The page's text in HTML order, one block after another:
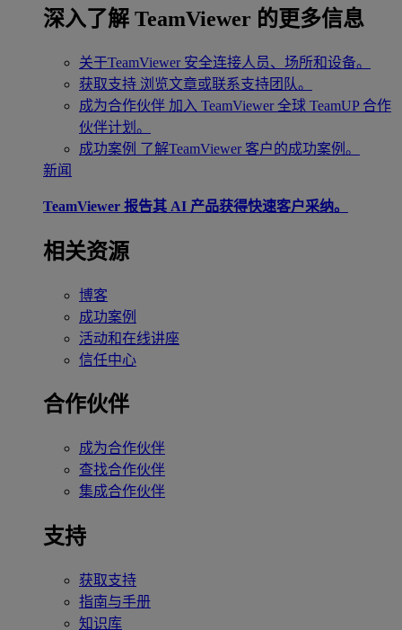
深入了解 TeamViewer 的更多信息
关于TeamViewer 安全连接人员、场所和设备。
获取支持 浏览文章或联系支持团队。
成为合作伙伴 加入 TeamViewer 全球 TeamUP 合作
伙伴计划。
成功案例 了解TeamViewer 客户的成功案例。
新闻
TeamViewer 报告其 AI 产品获得快速客户采纳。
相关资源
博客
成功案例
活动和在线讲座
信任中心
合作伙伴
成为合作伙伴
查找合作伙伴
集成合作伙伴
支持
获取支持
指南与手册
知识库